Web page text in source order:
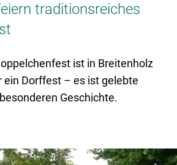
traditionsreiches
ist in Breitenholz
ein Dorffest – es ist gelebte
Geschichte.